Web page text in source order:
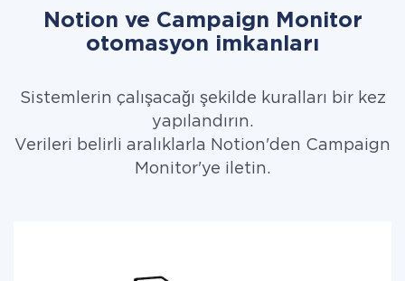
Notion ve Campaign Monitor
otomasyon imkanları
Sistemlerin çalışacağı şekilde kuralları bir kez
yapılandırın.
Verileri belirli aralıklarla Notion'den Campaign
Monitor'ye iletin.